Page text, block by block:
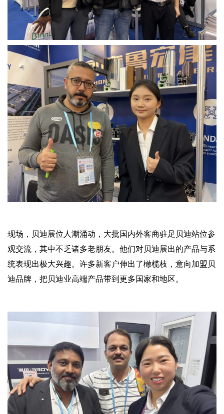
现场，贝迪展位人潮涌动，大批国内外客商驻足贝迪站位参
观交流，其中不乏诸多老朋友。他们对贝迪展出的产品与系
统表现出极大兴趣。许多新客户伸出了橄榄枝，意向加盟贝
迪品牌，把贝迪业高端产品带到更多国家和地区。